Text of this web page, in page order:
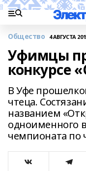
Общество 4 АВГУСТА
Уфимцы
конкурсе
В Уфе
чтеца.
названием
одноименного
чемпионата по